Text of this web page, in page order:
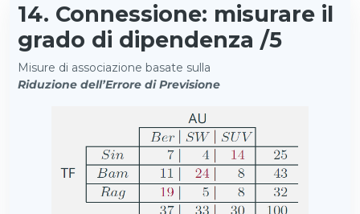
14. Connessione: misurare il
grado di dipendenza /5
Misure di associazione basate sulla
Riduzione dell’Errore di Previsione